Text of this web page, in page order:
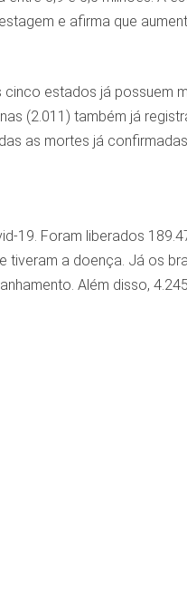
e afirma que
estados já possuem
(2.011) também já
as mortes já
19. Foram liberados
a doença. Já os
Além disso,